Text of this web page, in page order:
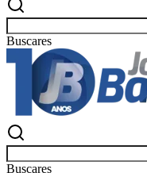
Buscaresportes
Buscaresportes